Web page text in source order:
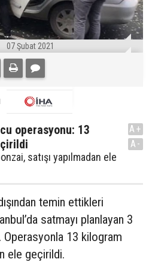
07 Şubat 2021
operasyonu: 13
satışı yapılmadan ele
A+
A-
temin ettikleri
satmayı planlayan 3
Operasyonla 13 kilogram
ele geçirildi.